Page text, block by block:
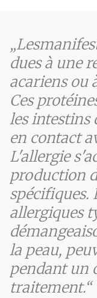
Les
dues à une
acariens ou
Ces
les intestins
en contact
L'allergie
production
spécifiques.
allergiques
la peau,
pendant un
traitement.